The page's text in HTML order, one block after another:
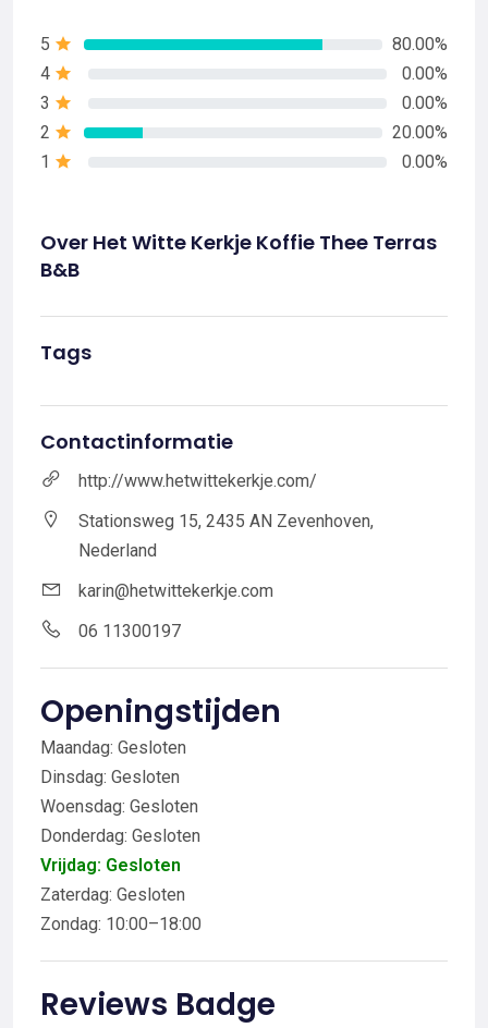
5
80.00%
4
0.00%
3
0.00%
2
20.00%
1
0.00%
Over Het Witte Kerkje Koffie Thee Terras
B&B
Tags
Contactinformatie
http://www.hetwittekerkje.com/
Stationsweg 15, 2435 AN Zevenhoven,
Nederland
karin@hetwittekerkje.com
06 11300197
Openingstijden
Maandag: Gesloten
Dinsdag: Gesloten
Woensdag: Gesloten
Donderdag: Gesloten
Vrijdag: Gesloten
Zaterdag: Gesloten
Zondag: 10:00–18:00
Reviews Badge